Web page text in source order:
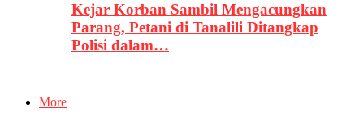
Kejar Korban Sambil Mengacungkan
Parang, Petani di Tanalili Ditangkap
Polisi dalam…
More